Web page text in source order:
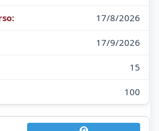
17/8/2026
17/9/2026
15
100